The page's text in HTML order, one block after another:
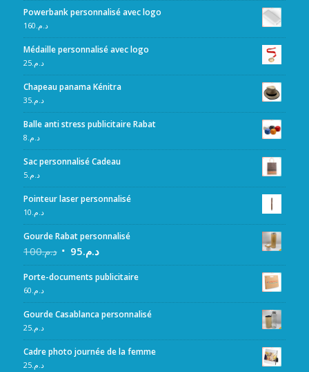
Powerbank personnalisé avec logo
د.م.160
Médaille personnalisé avec logo
د.م.25
Chapeau panama Kénitra
د.م.35
Balle anti stress publicitaire Rabat
د.م.8
Sac personnalisé Cadeau
د.م.5
Pointeur laser personnalisé
د.م.10
Gourde Rabat personnalisé
د.م.100 د.م.95
Porte-documents publicitaire
د.م.60
Gourde Casablanca personnalisé
د.م.25
Cadre photo journée de la femme
د.م.25